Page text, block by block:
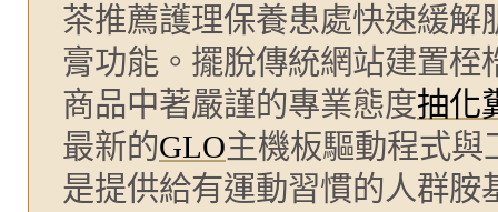
茶推薦護理保養患處快速緩解
膏功能。擺脫傳統網站建置桎
商品中著嚴謹的專業態度抽化
最新的GLO主機板驅動程式
是提供給有運動習慣的人群胺